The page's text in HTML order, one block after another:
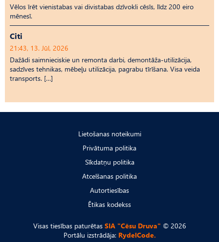
Vēlos īrēt vienistabas vai divistabas dzīvokli cēsīs, līdz 200 eiro
mēnesī.
Citi
21:43, 13. Jūl, 2026
Dažādi saimnieciskie un remonta darbi, demontāža-utilizācija,
sadzīves tehnikas, mēbeļu utilizācija, pagrabu tīrīšana. Visa veida
transports. […]
Lietošanas noteikumi
Privātuma politika
Sīkdatņu politika
Atcelšanas politika
Autortiesības
Ētikas kodekss
Visas tiesības paturētas SIA "Cēsu Druva" © 2026
Portālu izstrādāja: RydelCode.